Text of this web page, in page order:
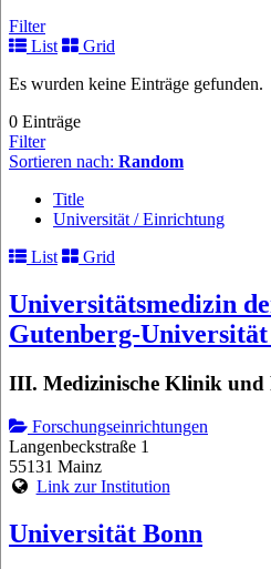
Filter
List
Grid
Es wurden keine Einträge gefunden.
0 Einträge
Filter
Sortieren nach: Random
Title
Universität / Einrichtung
List
Grid
Universitätsmedizin
Gutenberg-
III. Medizinische Klinik
Forschungseinrichtungen
Langenbeckstraße 1
55131 Mainz
Link zur Institution
Universität Bonn